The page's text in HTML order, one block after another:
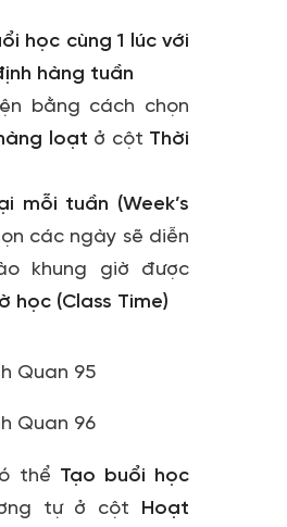
học cùng 1 lúc với
hàng tuần
bằng cách chọn
loạt ở cột Thời
mỗi tuần (Week’s
các ngày sẽ diễn
khung giờ được
học (Class Time)
thể Tạo buổi học
tự ở cột Hoạt